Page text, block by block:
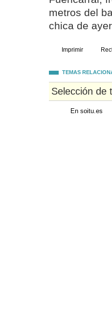
metros del
chica de
Imprimir
TEMAS
Selección de
En soitu.es